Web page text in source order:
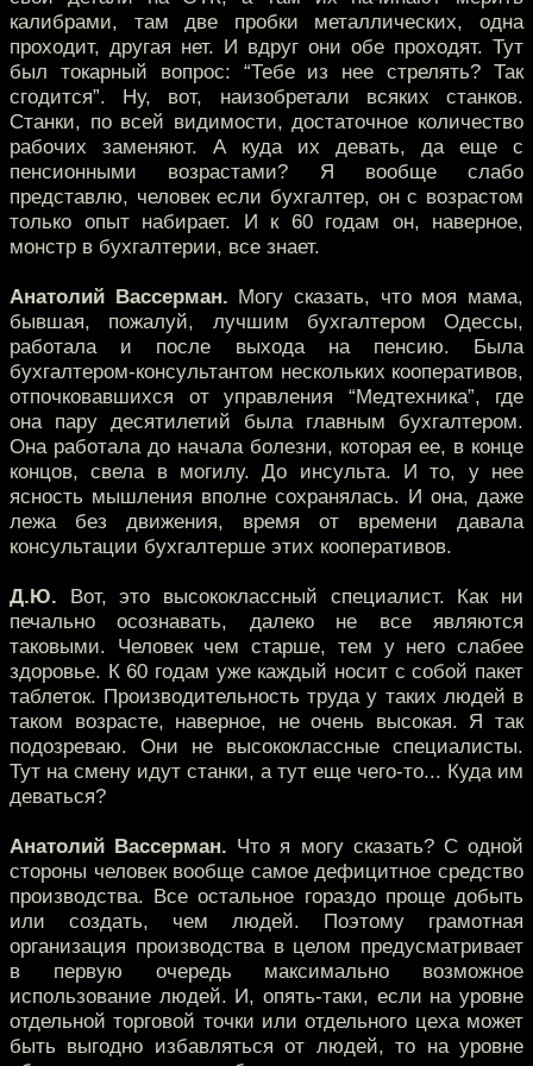
калибрами, там две пробки металлических, одна
проходит, другая нет. И вдруг они обе проходят. Тут
был токарный вопрос: “Тебе из нее стрелять? Так
сгодится”. Ну, вот, наизобретали всяких станков.
Станки, по всей видимости, достаточное количество
рабочих заменяют. А куда их девать, да еще с
пенсионными возрастами? Я вообще слабо
представлю, человек если бухгалтер, он с возрастом
только опыт набирает. И к 60 годам он, наверное,
монстр в бухгалтерии, все знает.
Анатолий Вассерман. Могу сказать, что моя мама,
бывшая, пожалуй, лучшим бухгалтером Одессы,
работала и после выхода на пенсию. Была
бухгалтером-консультантом нескольких кооперативов,
отпочковавшихся от управления “Медтехника”, где
она пару десятилетий была главным бухгалтером.
Она работала до начала болезни, которая ее, в конце
концов, свела в могилу. До инсульта. И то, у нее
ясность мышления вполне сохранялась. И она, даже
лежа без движения, время от времени давала
консультации бухгалтерше этих кооперативов.
Д.Ю. Вот, это высококлассный специалист. Как ни
печально осознавать, далеко не все являются
таковыми. Человек чем старше, тем у него слабее
здоровье. К 60 годам уже каждый носит с собой пакет
таблеток. Производительность труда у таких людей в
таком возрасте, наверное, не очень высокая. Я так
подозреваю. Они не высококлассные специалисты.
Тут на смену идут станки, а тут еще чего-то... Куда им
деваться?
Анатолий Вассерман. Что я могу сказать? С одной
стороны человек вообще самое дефицитное средство
производства. Все остальное гораздо проще добыть
или создать, чем людей. Поэтому грамотная
организация производства в целом предусматривает
в первую очередь максимально возможное
использование людей. И, опять-таки, если на уровне
отдельной торговой точки или отдельного цеха может
быть выгодно избавляться от людей, то на уровне